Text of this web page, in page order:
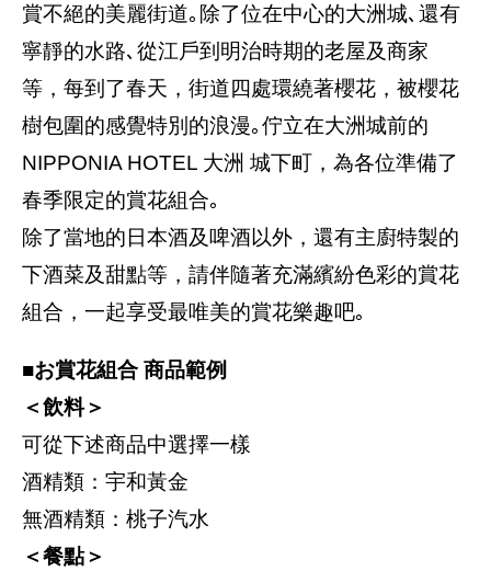
賞不絕的美麗街道｡除了位在中心的大洲城､還有
寧靜的水路､從江戶到明治時期的老屋及商家
等，每到了春天，街道四處環繞著櫻花，被櫻花
樹包圍的感覺特別的浪漫｡佇立在大洲城前的
NIPPONIA HOTEL 大洲 城下町，為各位準備了
春季限定的賞花組合｡
除了當地的日本酒及啤酒以外，還有主廚特製的
下酒菜及甜點等，請伴隨著充滿繽紛色彩的賞花
組合，一起享受最唯美的賞花樂趣吧｡
■お賞花組合 商品範例
＜飲料＞
可從下述商品中選擇一樣
酒精類：宇和黃金
無酒精類：桃子汽水
＜餐點＞